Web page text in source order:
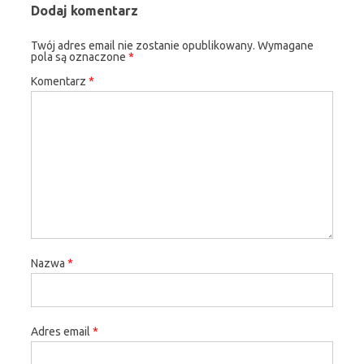
Dodaj komentarz
Twój adres email nie zostanie opublikowany. Wymagane
pola są oznaczone *
Komentarz *
Nazwa *
Adres email *